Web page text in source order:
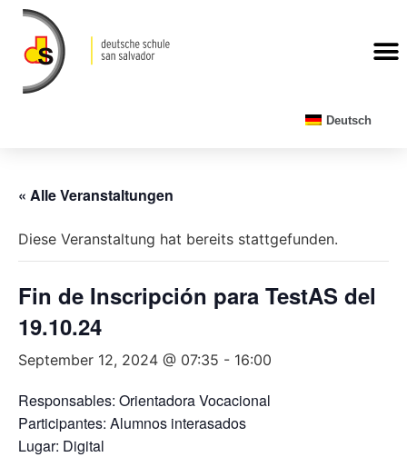
Deutsch
« Alle Veranstaltungen
Diese Veranstaltung hat bereits stattgefunden.
Fin de Inscripción para TestAS del
19.10.24
September 12, 2024 @ 07:35 - 16:00
Responsables: Orientadora Vocacional
Participantes: Alumnos interasados
Lugar: Digital